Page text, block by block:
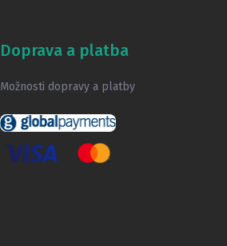
Doprava a platba
Možnosti dopravy a platby